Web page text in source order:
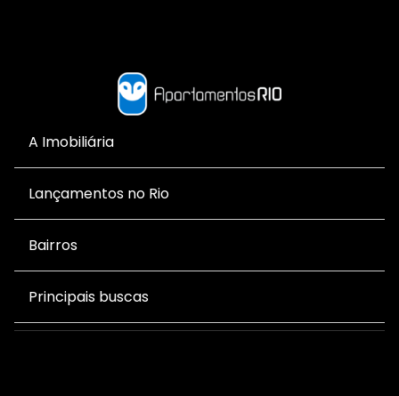
A Imobiliária
Lançamentos no Rio
Bairros
Principais buscas